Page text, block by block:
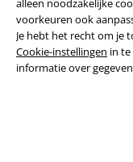
voorkeuren ook
Je hebt het recht om je
Cookie-instellingen in
informatie over
Verklaring van
Informatie over